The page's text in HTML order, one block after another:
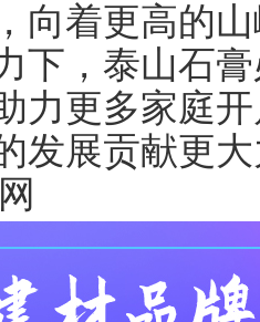
向着更高的
下，泰山石
力更多家庭
发展贡献更